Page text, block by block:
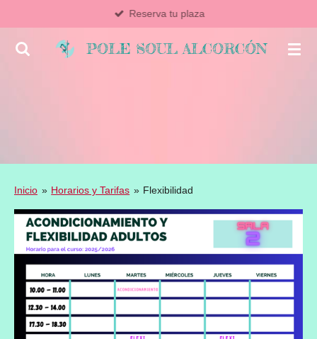
contenido
POLE SOUL ALCORCÓN
Reserva tu plaza
Inicio » Horarios y Tarifas » Flexibilidad